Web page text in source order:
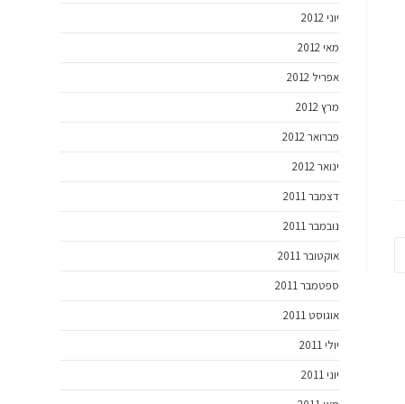
יוני 2012
מאי 2012
אפריל 2012
מרץ 2012
פברואר 2012
ינואר 2012
דצמבר 2011
נובמבר 2011
אוקטובר 2011
ספטמבר 2011
אוגוסט 2011
יולי 2011
יוני 2011